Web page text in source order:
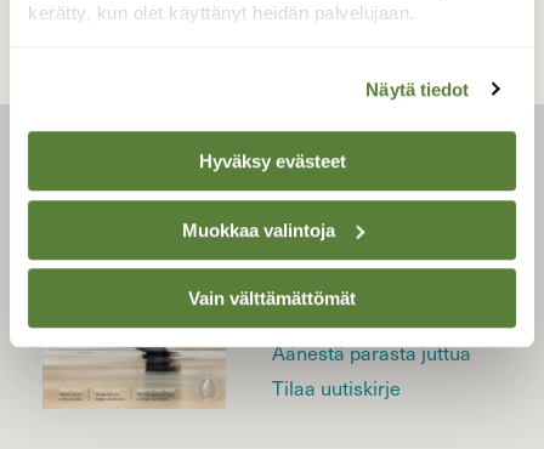
kerätty, kun olet käyttänyt heidän palvelujaan.
Näytä tiedot
Hyväksy evästeet
Muokkaa valintoja
Vain välttämättömät
LEHTI
Uusin lehti
Äänestä parasta juttua
Tilaa uutiskirje